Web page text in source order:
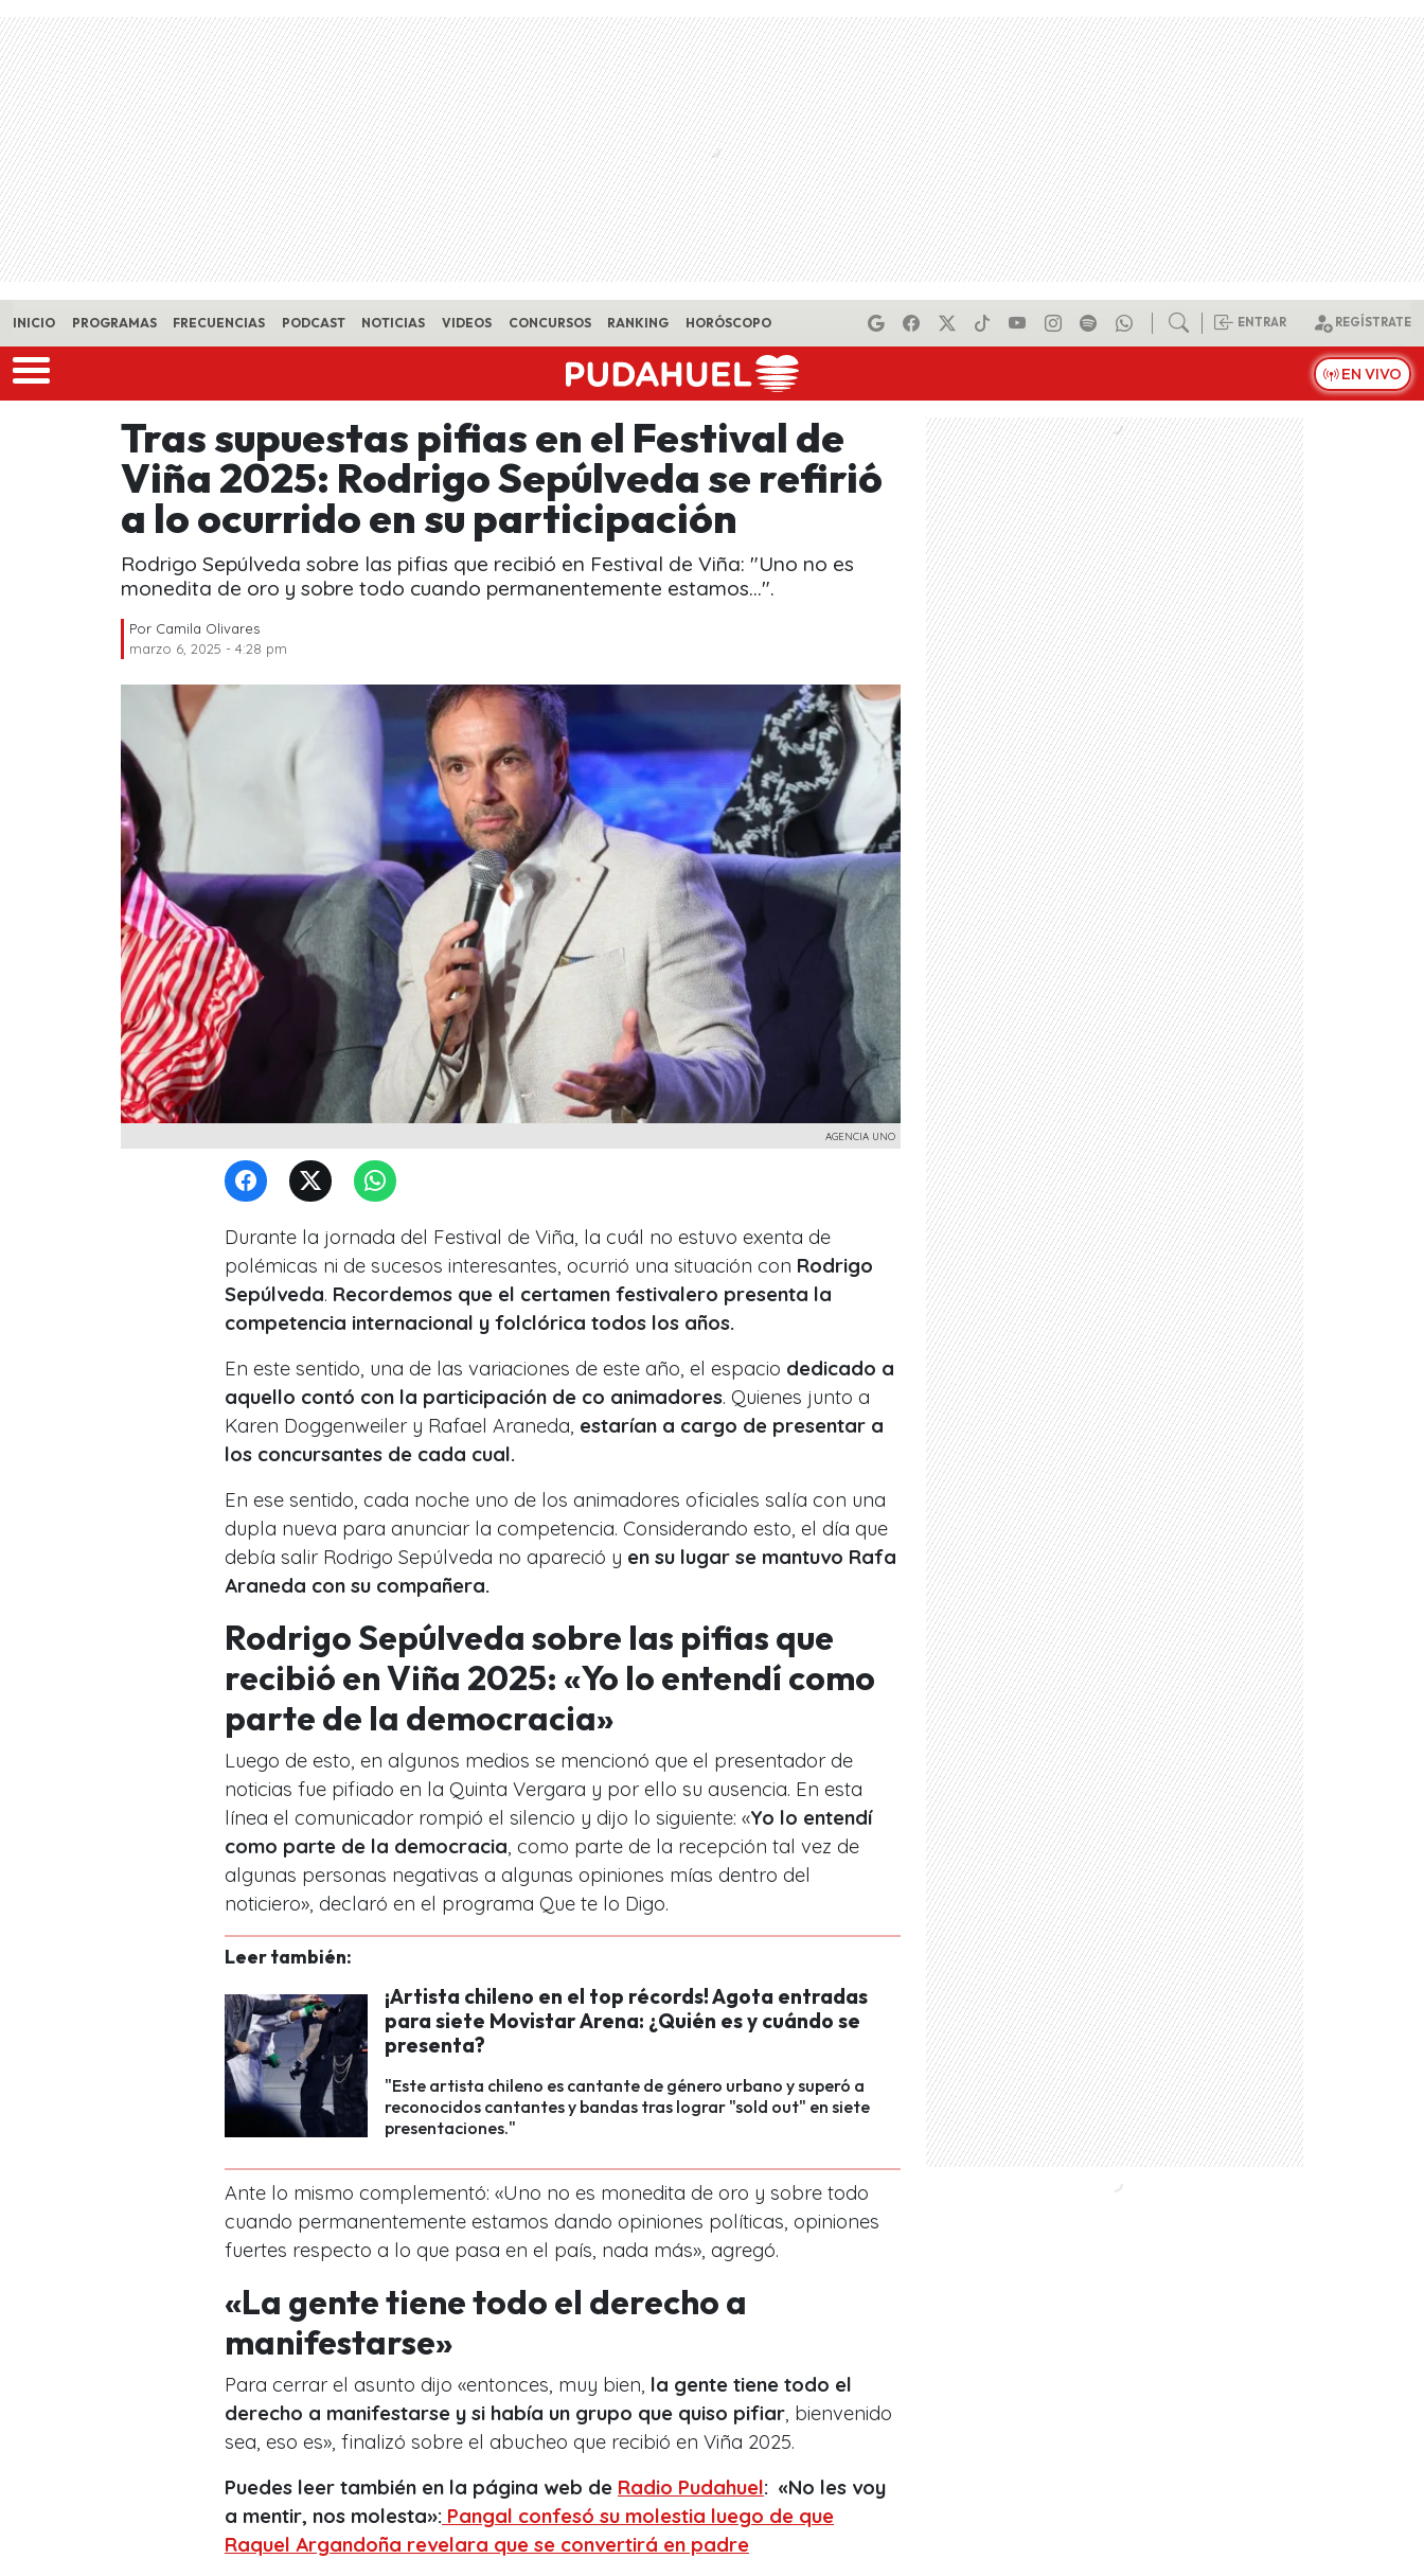
Skip to main content
INICIO PROGRAMAS FRECUENCIAS PODCAST NOTICIAS VIDEOS CONCURSOS RANKING HORÓSCOPO ENTRAR REGÍSTRATE
EN VIVO
Tras supuestas pifias en el Festival de
Viña 2025: Rodrigo Sepúlveda se refirió
a lo ocurrido en su participación
Rodrigo Sepúlveda sobre las pifias que recibió en Festival de Viña: "Uno no es
monedita de oro y sobre todo cuando permanentemente estamos...".
Por Camila Olivares
marzo 6, 2025 - 4:28 pm
AGENCIA UNO
Durante la jornada del Festival de Viña, la cuál no estuvo exenta de
polémicas ni de sucesos interesantes, ocurrió una situación con Rodrigo
Sepúlveda. Recordemos que el certamen festivalero presenta la
competencia internacional y folclórica todos los años.
En este sentido, una de las variaciones de este año, el espacio dedicado a
aquello contó con la participación de co animadores. Quienes junto a
Karen Doggenweiler y Rafael Araneda, estarían a cargo de presentar a
los concursantes de cada cual.
En ese sentido, cada noche uno de los animadores oficiales salía con una
dupla nueva para anunciar la competencia. Considerando esto, el día que
debía salir Rodrigo Sepúlveda no apareció y en su lugar se mantuvo Rafa
Araneda con su compañera.
Rodrigo Sepúlveda sobre las pifias que
recibió en Viña 2025: «Yo lo entendí como
parte de la democracia»
Luego de esto, en algunos medios se mencionó que el presentador de
noticias fue pifiado en la Quinta Vergara y por ello su ausencia. En esta
línea el comunicador rompió el silencio y dijo lo siguiente: «Yo lo entendí
como parte de la democracia , como parte de la recepción tal vez de
algunas personas negativas a algunas opiniones mías dentro del
noticiero», declaró en el programa Que te lo Digo.
Leer también:
¡Artista chileno en el top récords! Agota entradas
para siete Movistar Arena: ¿Quién es y cuándo se
presenta?
"Este artista chileno es cantante de género urbano y superó a
reconocidos cantantes y bandas tras lograr "sold out" en siete
presentaciones."
Ante lo mismo complementó: «Uno no es monedita de oro y sobre todo
cuando permanentemente estamos dando opiniones políticas, opiniones
fuertes respecto a lo que pasa en el país, nada más», agregó.
«La gente tiene todo el derecho a
manifestarse»
Para cerrar el asunto dijo «entonces, muy bien, la gente tiene todo el
derecho a manifestarse y si había un grupo que quiso pifiar , bienvenido
sea, eso es», finalizó sobre el abucheo que recibió en Viña 2025.
Puedes leer también en la página web de Radio Pudahuel: «No les voy
a mentir, nos molesta»: Pangal confesó su molestia luego de que
Raquel Argandoña revelara que se convertirá en padre